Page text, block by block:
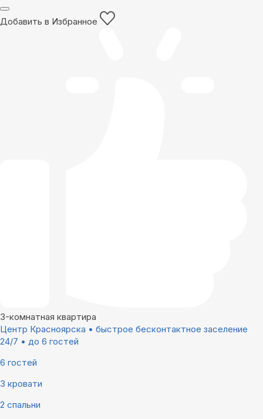
Добавить в Избранное
3-комнатная квартира
Центр Красноярска • быстрое бесконтактное заселение
24/7 • до 6 гостей
6 гостей
3 кровати
2 спальни